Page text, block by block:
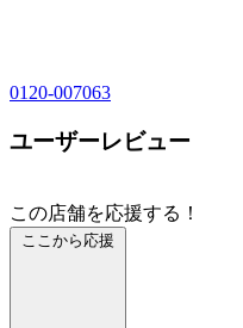
0120-007063
ユーザーレビュー
この店舗を応援する！
ここから応援